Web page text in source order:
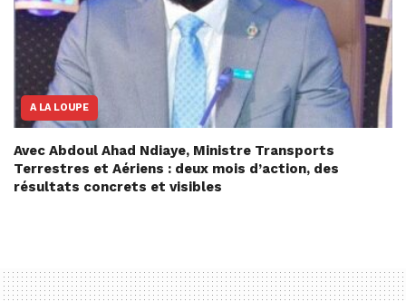
A LA LOUPE
Avec Abdoul Ahad Ndiaye, Ministre Transports
Terrestres et Aériens : deux mois d’action, des
résultats concrets et visibles